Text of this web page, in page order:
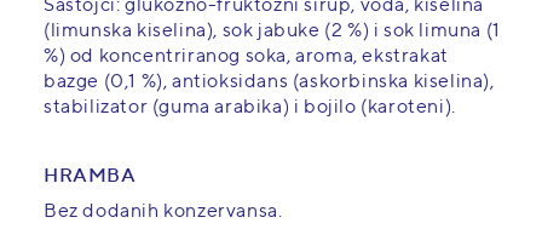
Sastojci: glukozno-fruktozni sirup, voda, kiselina
(limunska kiselina), sok jabuke (2 %) i sok limuna (1
%) od koncentriranog soka, aroma, ekstrakat
bazge (0,1 %), antioksidans (askorbinska kiselina),
stabilizator (guma arabika) i bojilo (karoteni).
HRAMBA
Bez dodanih konzervansa.